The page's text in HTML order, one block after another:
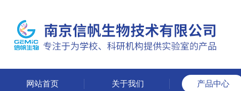
网站首页 关于我们 产品中心